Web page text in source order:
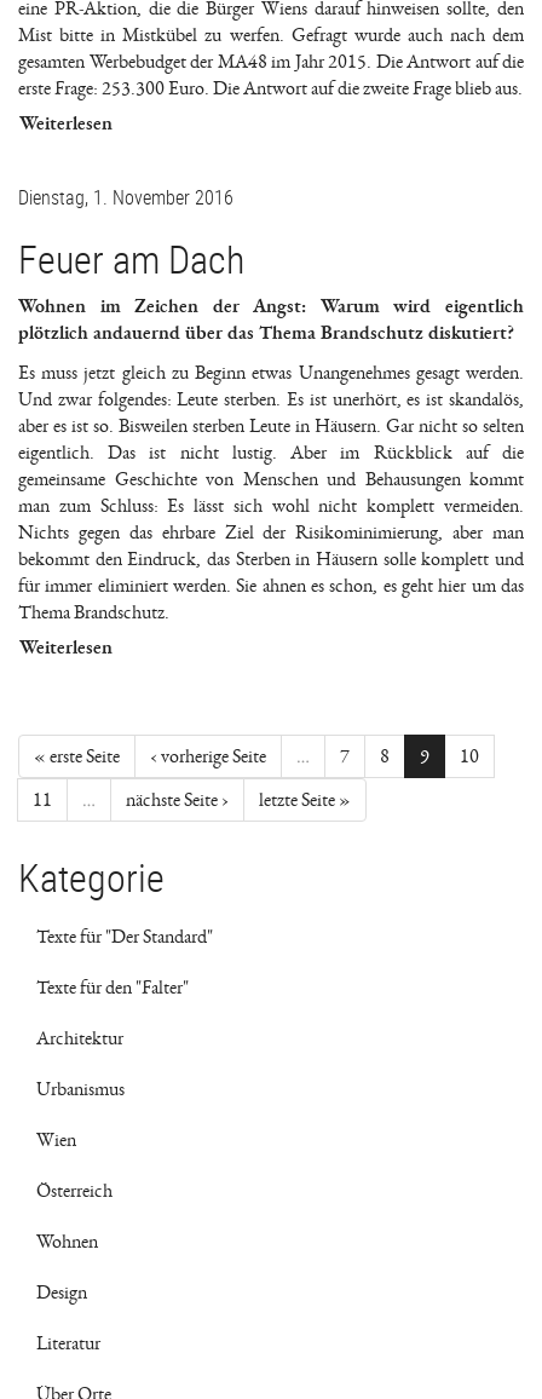
eine PR-Aktion, die die Bürger Wiens darauf hinweisen sollte, den
Mist bitte in Mistkübel zu werfen. Gefragt wurde auch nach dem
gesamten Werbebudget der MA48 im Jahr 2015. Die Antwort auf die
erste Frage: 253.300 Euro. Die Antwort auf die zweite Frage blieb aus.
Weiterlesen
Dienstag, 1. November 2016
Feuer am Dach
Wohnen im Zeichen der Angst: Warum wird eigentlich
plötzlich andauernd über das Thema Brandschutz diskutiert?
Es muss jetzt gleich zu Beginn etwas Unangenehmes gesagt werden.
Und zwar folgendes: Leute sterben. Es ist unerhört, es ist skandalös,
aber es ist so. Bisweilen sterben Leute in Häusern. Gar nicht so selten
eigentlich. Das ist nicht lustig. Aber im Rückblick auf die
gemeinsame Geschichte von Menschen und Behausungen kommt
man zum Schluss: Es lässt sich wohl nicht komplett vermeiden.
Nichts gegen das ehrbare Ziel der Risikominimierung, aber man
bekommt den Eindruck, das Sterben in Häusern solle komplett und
für immer eliminiert werden. Sie ahnen es schon, es geht hier um das
Thema Brandschutz.
Weiterlesen
« erste Seite ‹ vorherige Seite … 7 8 9 10
11 … nächste Seite › letzte Seite »
Kategorie
Texte für "Der Standard"
Texte für den "Falter"
Architektur
Urbanismus
Wien
Österreich
Wohnen
Design
Literatur
Über Orte